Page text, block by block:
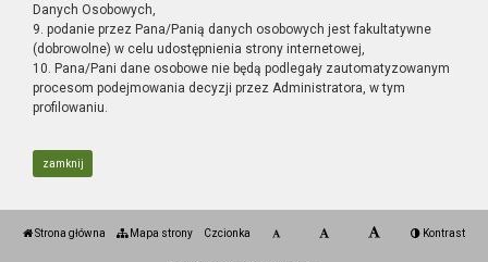
Danych Osobowych,
9. podanie przez Pana/Panią danych osobowych jest fakultatywne
(dobrowolne) w celu udostępnienia strony internetowej,
10. Pana/Pani dane osobowe nie będą podlegały zautomatyzowanym
procesom podejmowania decyzji przez Administratora, w tym
profilowaniu.
zamknij
Strona główna Mapa strony Czcionka Kontrast